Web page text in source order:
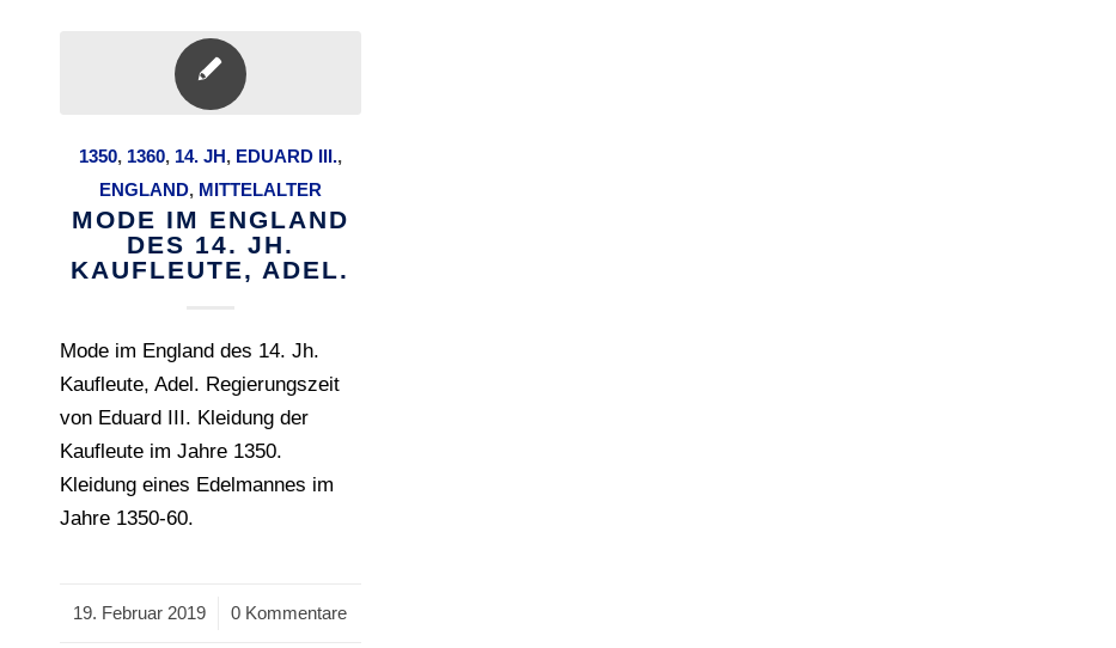
1350, 1360, 14. JH, EDUARD III.,
ENGLAND, MITTELALTER
MODE IM ENGLAND
DES 14. JH.
KAUFLEUTE, ADEL.
Mode im England des 14. Jh.
Kaufleute, Adel. Regierungszeit
von Eduard III. Kleidung der
Kaufleute im Jahre 1350.
Kleidung eines Edelmannes im
Jahre 1350-60.
19. Februar 2019
/ 0 Kommentare